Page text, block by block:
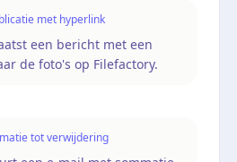
met hyperlink
een bericht met een
de foto's op Filefactory.
tot verwijdering